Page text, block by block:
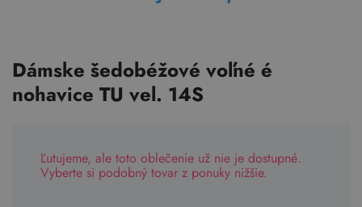
Dámske šedobéžové voľné é
nohavice TU vel. 14S
Ľutujeme, ale toto oblečenie už nie je dostupné.
Vyberte si podobný tovar z ponuky nižšie.